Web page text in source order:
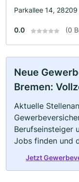
Parkallee 14, 28209
0.0 (0
Neue
Bremen:
Aktuelle
Berufseinsteiger
Jobs finden und
Jetzt